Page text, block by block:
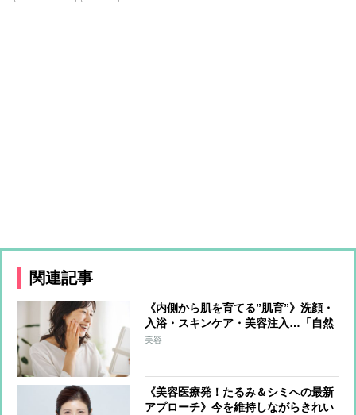
関連記事
《内側から肌を育てる”肌育”》洗顔・
入浴・スキンケア・美容注入…「自然
な美しさ」をコツコツ育む方法を美の
美容
《美容医療発！たるみ＆シミへの最新
アプローチ》今を維持しながらきれい